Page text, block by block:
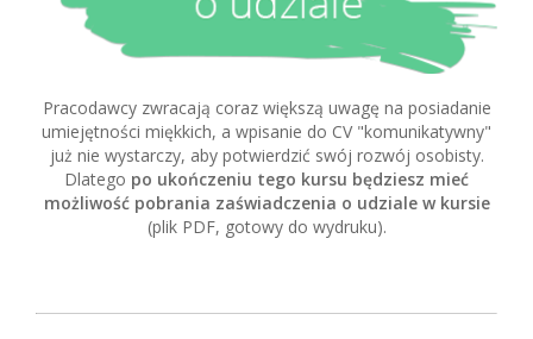
Pracodawcy zwracają coraz większą uwagę na posiadanie
umiejętności miękkich, a wpisanie do CV "komunikatywny"
już nie wystarczy, aby potwierdzić swój rozwój osobisty.
Dlatego po ukończeniu tego kursu będziesz mieć
możliwość pobrania zaświadczenia o udziale w kursie
(plik PDF, gotowy do wydruku).